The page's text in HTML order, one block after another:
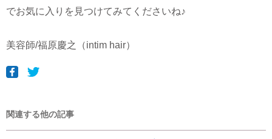
でお気に入りを見つけてみてくださいね♪
美容師/福原慶之（intim hair）
関連する他の記事